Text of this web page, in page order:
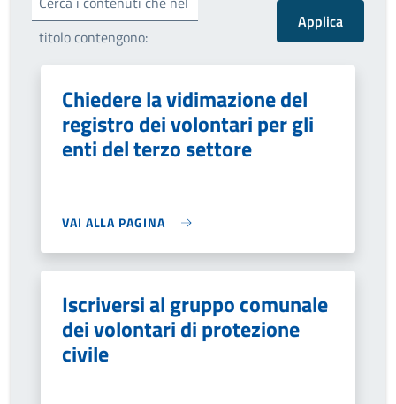
titolo contengono:
Chiedere la vidimazione del
registro dei volontari per gli
enti del terzo settore
VAI ALLA PAGINA
Iscriversi al gruppo comunale
dei volontari di protezione
civile